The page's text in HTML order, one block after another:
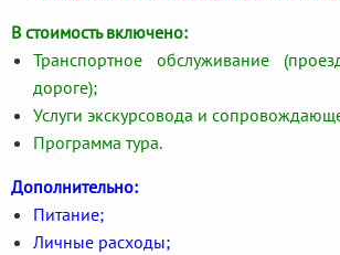
В стоимость включено:
Транспортное обслуживание
дороге);
Услуги экскурсовода и
Программа тура.
Дополнительно:
Питание;
Личные расходы;